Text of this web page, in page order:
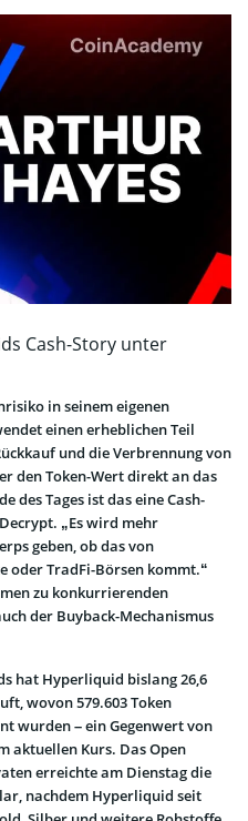
Cash-Story unter
in seinem eigenen
einen erheblichen Teil
und die Verbrennung von
den Token-Wert direkt an das
des Tages ist das eine Cash-
„Es wird mehr
geben, ob das von
oder TradFi-Börsen kommt.“
zu konkurrierenden
der Buyback-Mechanismus
hat Hyperliquid bislang 26,6
wovon 579.603 Token
wurden – ein Gegenwert von
aktuellen Kurs. Das Open
erreichte am Dienstag die
nachdem Hyperliquid seit